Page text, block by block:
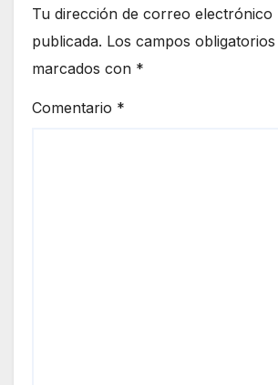
Tu dirección de correo electrónico
publicada. Los campos
marcados con *
Comentario *